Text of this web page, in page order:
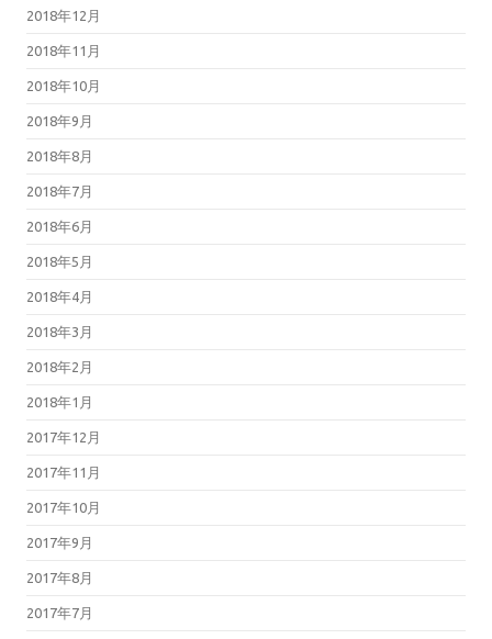
2018年12月
2018年11月
2018年10月
2018年9月
2018年8月
2018年7月
2018年6月
2018年5月
2018年4月
2018年3月
2018年2月
2018年1月
2017年12月
2017年11月
2017年10月
2017年9月
2017年8月
2017年7月